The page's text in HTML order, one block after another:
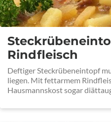
Rindfleisch
Deftiger Steckrübeneintopf
liegen. Mit fettarmem
Hausmannskost sogar